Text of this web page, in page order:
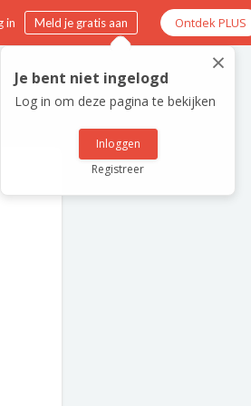
in Meld je gratis aan Ontdek PLUS
×
Je bent niet ingelogd
Log in om deze pagina te bekijken
Inloggen
Registreer